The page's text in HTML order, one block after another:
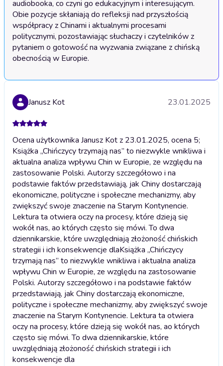
audiobooka, co czyni go edukacyjnym i interesującym.
Obie pozycje skłaniają do refleksji nad przyszłością
współpracy z Chinami i aktualnymi procesami
politycznymi, pozostawiając słuchaczy i czytelników z
pytaniem o gotowość na wyzwania związane z chińską
obecnością w Europie.
Janusz Kot 23.01.2025
Ocena użytkownika Janusz Kot z 23.01.2025, ocena 5;
Książka „Chińczycy trzymają nas” to niezwykle wnikliwa i
aktualna analiza wpływu Chin w Europie, ze względu na
zastosowanie Polski. Autorzy szczegółowo i na
podstawie faktów przedstawiają, jak Chiny dostarczają
ekonomiczne, polityczne i społeczne mechanizmy, aby
zwiększyć swoje znaczenie na Starym Kontynencie.
Lektura ta otwiera oczy na procesy, które dzieją się
wokół nas, ao których często się mówi. To dwa
dziennikarskie, które uwzględniają złożoność chińskich
strategii i ich konsekwencje dlaKsiążka „Chińczycy
trzymają nas” to niezwykle wnikliwa i aktualna analiza
wpływu Chin w Europie, ze względu na zastosowanie
Polski. Autorzy szczegółowo i na podstawie faktów
przedstawiają, jak Chiny dostarczają ekonomiczne,
polityczne i społeczne mechanizmy, aby zwiększyć swoje
znaczenie na Starym Kontynencie. Lektura ta otwiera
oczy na procesy, które dzieją się wokół nas, ao których
często się mówi. To dwa dziennikarskie, które
uwzględniają złożoność chińskich strategii i ich
konsekwencje dla